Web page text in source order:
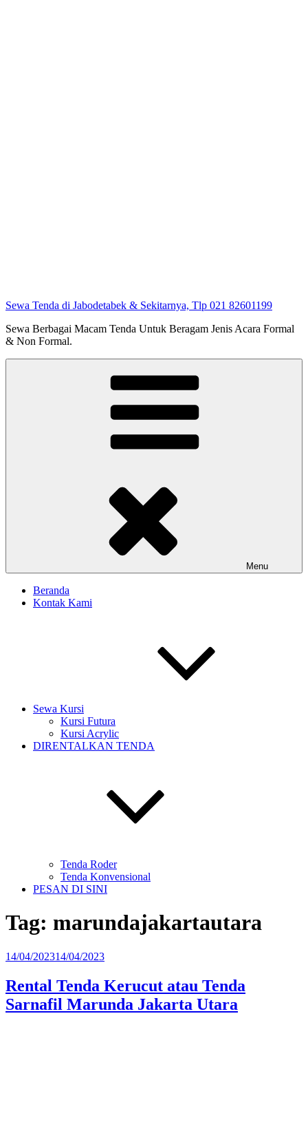
Sewa Tenda di Jabodetabek & Sekitarnya, Tlp 021 82601199
Sewa Berbagai Macam Tenda Untuk Beragam Jenis Acara Formal
& Non Formal.
Menu
Beranda
Kontak Kami
Sewa Kursi
Kursi Futura
Kursi Acrylic
DIRENTALKAN TENDA
Tenda Roder
Tenda Konvensional
PESAN DI SINI
Tag: marundajakartautara
Diposkan
14/04/202314/04/2023
Rental Tenda Kerucut atau Tenda
Sarnafil Marunda Jakarta Utara